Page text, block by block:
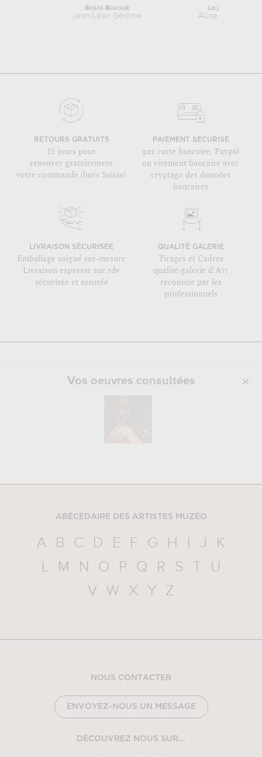
Bashi-Bazouk
Jean-Léon Gérôme
La joueuse de
Allaert van
RETOURS GRATUITS
15 jours pour
renvoyer gratuitement
votre commande (hors Suisse)
PAIEMENT SÉCURISÉ
par carte bancaire, Paypal
ou virement bancaire avec
cryptage des données
bancaires
LIVRAISON SÉCURISÉE
Emballage soigné sur-mesure
Livraison expresse sur rdv
sécurisée et assurée
QUALITÉ GALERIE
Tirages et Cadres
qualité galerie d'Art
reconnue par les
professionnels
Vos oeuvres consultées
ABÉCÉDAIRE DES ARTISTES MUZÉO
A B C D E F G H I J
K
L
M N O P Q R S T
U
V
W X Y Z
NOUS CONTACTER
ENVOYEZ-NOUS UN MESSAGE
DÉCOUVREZ NOUS SUR...